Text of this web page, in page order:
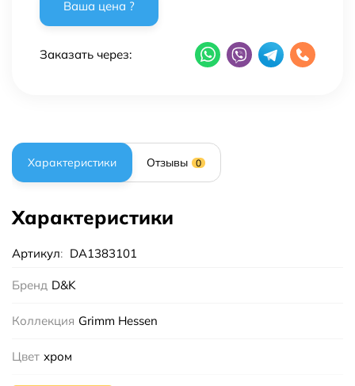
Заказать через:
Характеристики Отзывы 0
Характеристики
Артикул: DA1383101
Бренд D&K
Коллекция Grimm Hessen
Цвет хром